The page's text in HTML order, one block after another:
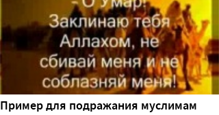
Пример для подражания муслимам